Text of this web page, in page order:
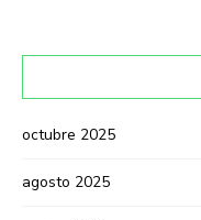
octubre 2025
agosto 2025